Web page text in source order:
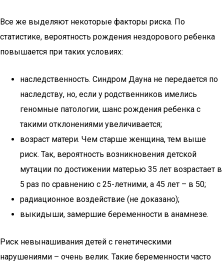
Все же выделяют некоторые факторы риска. По
статистике, вероятность рождения нездорового ребенка
повышается при таких условиях:
наследственность. Синдром Дауна не передается по
наследству, но, если у родственников имелись
геномные патологии, шанс рождения ребенка с
такими отклонениями увеличивается;
возраст матери. Чем старше женщина, тем выше
риск. Так, вероятность возникновения детской
мутации по достижении матерью 35 лет возрастает в
5 раз по сравнению с 25-летними, а 45 лет – в 50;
радиационное воздействие (не доказано);
выкидыши, замершие беременности в анамнезе.
Риск невынашивания детей с генетическими
нарушениями – очень велик. Такие беременности часто